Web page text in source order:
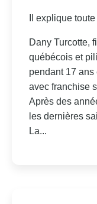
Il explique
Dany Turcotte,
québécois et
pendant 17 ans
avec franchise
Après des
les dernières
La...